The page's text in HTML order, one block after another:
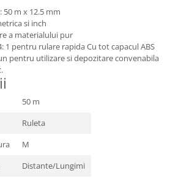
& Uscatoare
spalat &
spalat rufe
cu uscator
verticale
incorporabile
50 m x 12.5 mm
si inch
a materialului pur
1 pentru rulare rapida Cu tot capacul ABS
pentru utilizare si depozitare convenabila
50 m
Ruleta
M
Distante/Lungimi